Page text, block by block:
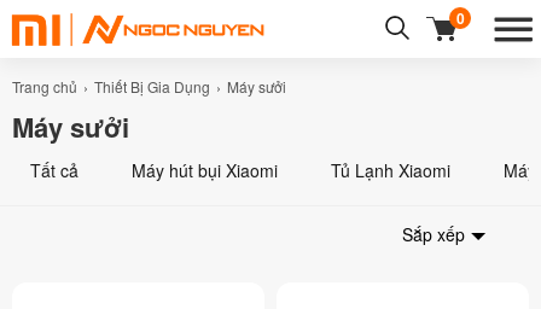
0
Trang chủ Thiết Bị Gia Dụng Máy sưởi
Máy sưởi
Tất cả Máy hút bụi Xiaomi Tủ Lạnh Xiaomi
Sắp xếp